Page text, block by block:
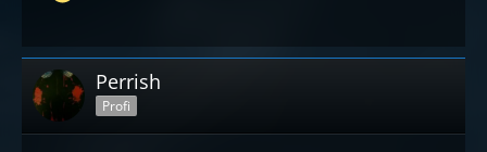
Perrish
Profi